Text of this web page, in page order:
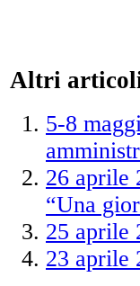
Altri
5-8
26 aprile
“Una
25 aprile
23 aprile